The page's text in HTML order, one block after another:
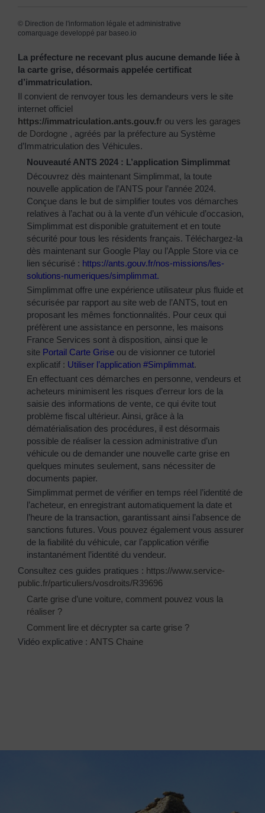
© Direction de l'information légale et administrative
comarquage developpé par baseo.io
La préfecture ne recevant plus aucune demande liée à
la carte grise, désormais appelée certificat
d’immatriculation.
Il convient de renvoyer tous les demandeurs vers le site
internet officiel
https://immatriculation.ants.gouv.fr ou vers les garages
de Dordogne , agréés par la préfecture au Système
d’Immatriculation des Véhicules.
Nouveauté ANTS 2024 : L’application Simplimmat
Découvrez dès maintenant Simplimmat, la toute
nouvelle application de l’ANTS pour l’année 2024.
Conçue dans le but de simplifier toutes vos démarches
relatives à l’achat ou à la vente d’un véhicule d’occasion,
Simplimmat est disponible gratuitement et en toute
sécurité pour tous les résidents français. Téléchargez-la
dès maintenant sur Google Play ou l’Apple Store via ce
lien sécurisé : https://ants.gouv.fr/nos-missions/les-
solutions-numeriques/simplimmat.
Simplimmat offre une expérience utilisateur plus fluide et
sécurisée par rapport au site web de l’ANTS, tout en
proposant les mêmes fonctionnalités. Pour ceux qui
préfèrent une assistance en personne, les maisons
France Services sont à disposition, ainsi que le
site Portail Carte Grise ou de visionner ce tutoriel
explicatif : Utiliser l’application #Simplimmat.
En effectuant ces démarches en personne, vendeurs et
acheteurs minimisent les risques d’erreur lors de la
saisie des informations de vente, ce qui évite tout
problème fiscal ultérieur. Ainsi, grâce à la
dématérialisation des procédures, il est désormais
possible de réaliser la cession administrative d’un
véhicule ou de demander une nouvelle carte grise en
quelques minutes seulement, sans nécessiter de
documents papier.
Simplimmat permet de vérifier en temps réel l’identité de
l’acheteur, en enregistrant automatiquement la date et
l’heure de la transaction, garantissant ainsi l’absence de
sanctions futures. Vous pouvez également vous assurer
de la fiabilité du véhicule, car l’application vérifie
instantanément l’identité du vendeur.
Consultez ces guides pratiques : https://www.service-
public.fr/particuliers/vosdroits/R39696
Carte grise d’une voiture, comment pouvez vous la
réaliser ?
Comment lire et décrypter sa carte grise ?
Vidéo explicative : ANTS Chaine